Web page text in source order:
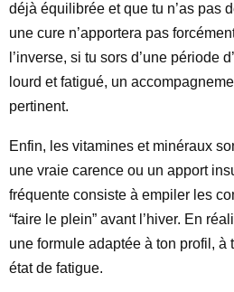
déjà équilibrée et que tu n’as pas
une cure n’apportera pas
l’inverse, si tu sors d’une période
lourd et fatigué, un
pertinent.
Enfin, les vitamines et minéraux
une vraie carence ou un apport
fréquente consiste à empiler les
“faire le plein” avant l’hiver. En
une formule adaptée à ton profil, à
état de fatigue.